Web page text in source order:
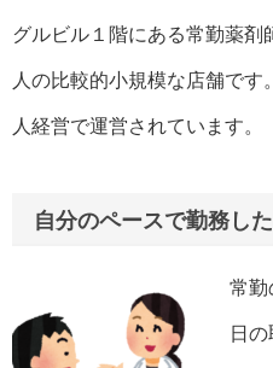
グルビル１階にある常勤薬剤
人の比較的小規模な店舗です
人経営で運営されています。
自分のペースで勤務し
常勤
日